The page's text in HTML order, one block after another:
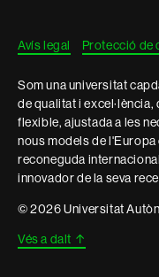
Avís legal Protecció de
Som una universitat
de qualitat i
flexible, ajustada a les
nous models de l'Europa
reconeguda
innovador de la seva
© 2026 Universitat
Vés a dalt ↑